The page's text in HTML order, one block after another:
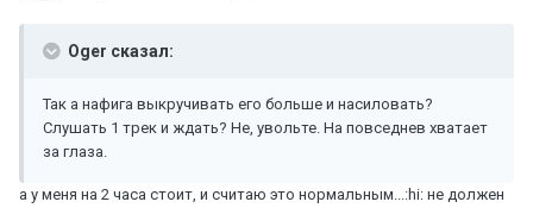
Oger сказал:
Так а нафига выкручивать его больше и насиловать?
Слушать 1 трек и ждать? Не, увольте. На повседнев хватает
за глаза.
а у меня на 2 часа стоит, и считаю это нормальным...:hi: не должен